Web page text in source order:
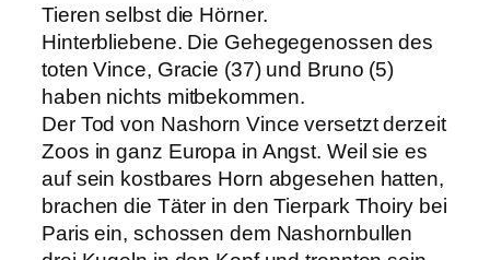
Tieren selbst die Hörner.
Hinterbliebene. Die Gehegegenossen des
toten Vince, Gracie (37) und Bruno (5)
haben nichts mitbekommen.
Der Tod von Nashorn Vince versetzt derzeit
Zoos in ganz Europa in Angst. Weil sie es
auf sein kostbares Horn abgesehen hatten,
brachen die Täter in den Tierpark Thoiry bei
Paris ein, schossen dem Nashornbullen